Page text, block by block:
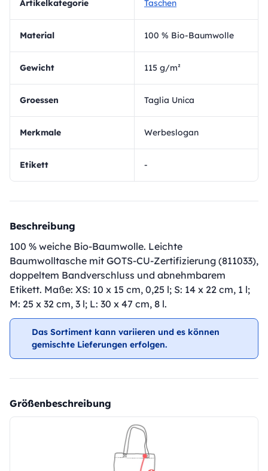
Artikelkategorie Taschen
Material 100 % Bio-Baumwolle
Gewicht 115 g/m²
Groessen Taglia Unica
Merkmale Werbeslogan
Etikett -
Beschreibung
100 % weiche Bio-Baumwolle. Leichte
Baumwolltasche mit GOTS-CU-Zertifizierung (811033),
doppeltem Bandverschluss und abnehmbarem
Etikett. Maße: XS: 10 x 15 cm, 0,25 l; S: 14 x 22 cm, 1 l;
M: 25 x 32 cm, 3 l; L: 30 x 47 cm, 8 l.
Das Sortiment kann variieren und es können
gemischte Lieferungen erfolgen.
Größenbeschreibung